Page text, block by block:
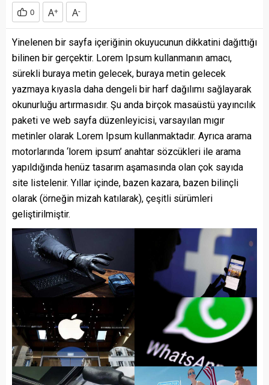
0 A+ A-
Yinelenen bir sayfa içeriğinin okuyucunun dikkatini dağıttığı
bilinen bir gerçektir. Lorem Ipsum kullanmanın amacı,
sürekli buraya metin gelecek, buraya metin gelecek
yazmaya kıyasla daha dengeli bir harf dağılımı sağlayarak
okunurluğu artırmasıdır. Şu anda birçok masaüstü yayıncılık
paketi ve web sayfa düzenleyicisi, varsayılan mıgır
metinler olarak Lorem Ipsum kullanmaktadır. Ayrıca arama
motorlarında ‘lorem ipsum’ anahtar sözcükleri ile arama
yapıldığında henüz tasarım aşamasında olan çok sayıda
site listelenir. Yıllar içinde, bazen kazara, bazen bilinçli
olarak (örneğin mizah katılarak), çeşitli sürümleri
geliştirilmiştir.